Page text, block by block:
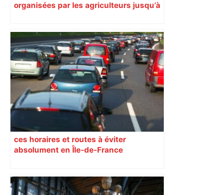
organisées par les agriculteurs jusqu’à
ces horaires et routes à éviter
absolument en Île-de-France